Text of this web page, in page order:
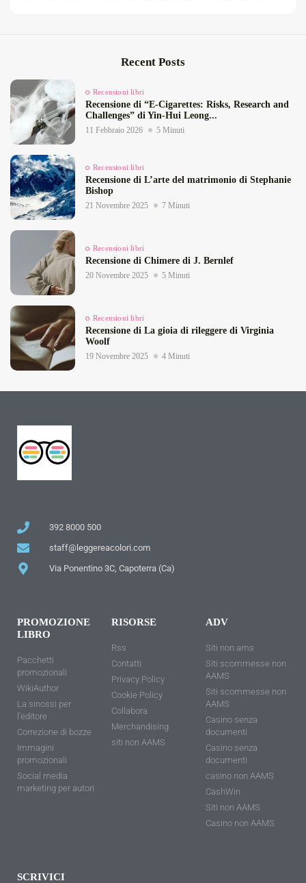
Recent Posts
Recensioni libri
Recensione di “E‑Cigarettes: Risks, Research and
Challenges” di Yin‑Hui Leong...
11 Febbraio 2026 5 Minuti
Recensioni libri
Recensione di L’arte del matrimonio di Stephanie
Bishop
21 Novembre 2025 7 Minuti
Recensioni libri
Recensione di Chimere di J. Bernlef
20 Novembre 2025 5 Minuti
Recensioni libri
Recensione di La gioia di rileggere di Virginia
Woolf
19 Novembre 2025 4 Minuti
392 8000 500
staff@leggereacolori.com
Via Ponentino 3C, Capoterra (Ca)
PROMOZIONE
LIBRO
Pacchetti
promozionali
WikiAuthor
La sinossi per
l'editore
Correzione di bozze
Immagini
promozionali
Social media
marketing per autori
RISORSE
Rss
Contatti
Privacy Policy
Cookie Policy
Collabora
Merchandising
siti non AAMS
ADV
Siti non ams
Siti scommesse non
AAMS
Siti scommesse non
AAMS
Casino senza
documenti
Casino senza
documenti
casino non AAMS
CashWin
Siti non AAMS
Casino non AAMS
SCRIVICI